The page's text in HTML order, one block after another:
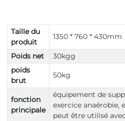
Taille du
produit
1350 * 760 * 430mm
Poids net
30kgg
poids
brut
50kg
fonction
principale
équipement de
exercice anaérobie,
peut être utilisé